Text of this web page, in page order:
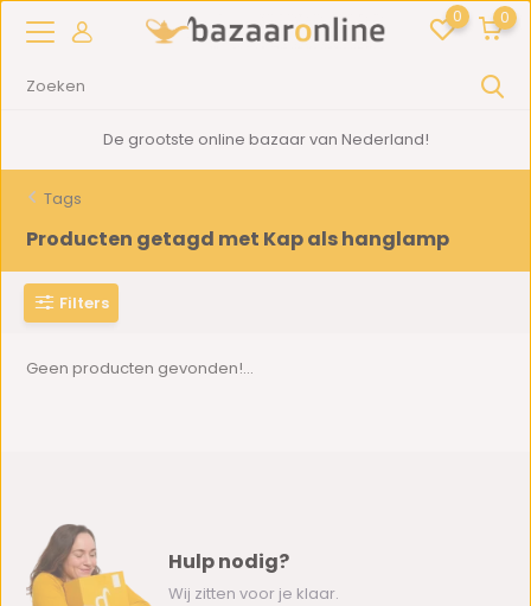
0 0
De grootste online bazaar van Nederland!
Tags
Producten getagd met Kap als hanglamp
Filters
Geen producten gevonden!...
Hulp nodig?
Wij zitten voor je klaar.